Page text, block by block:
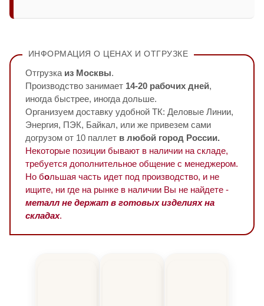
ИНФОРМАЦИЯ О ЦЕНАХ И ОТГРУЗКЕ
Отгрузка из Москвы.
Производство занимает 14-20 рабочих дней,
иногда быстрее, иногда дольше.
Организуем доставку удобной ТК: Деловые Линии,
Энергия, ПЭК, Байкал, или же привезем сами
догрузом от 10 паллет в любой город России.
Некоторые позиции бывают в наличии на складе,
требуется дополнительное общение с менеджером.
Но большая часть идет под производство, и не
ищите, ни где на рынке в наличии Вы не найдете -
металл не держат в готовых изделиях на
складах.